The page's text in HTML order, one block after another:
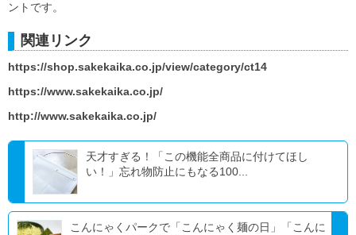
ントです。
関連リンク
https://shop.sakekaika.co.jp/view/category/ct14
https://www.sakekaika.co.jp/
http://www.sakekaika.co.jp/
天才すぎる！「この機能全商品に付けてほし
い！」忘れ物防止にもなる100...
こんにゃくパークで「こんにゃく麺の日」「こんに